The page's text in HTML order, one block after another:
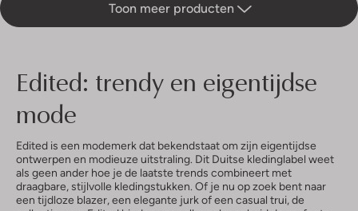
Toon meer producten
Edited: trendy en eigentijdse
mode
Edited is een modemerk dat bekendstaat om zijn eigentijdse
ontwerpen en modieuze uitstraling. Dit Duitse kledinglabel weet
als geen ander hoe je de laatste trends combineert met
draagbare, stijlvolle kledingstukken. Of je nu op zoek bent naar
een tijdloze blazer, een elegante jurk of een casual trui, de